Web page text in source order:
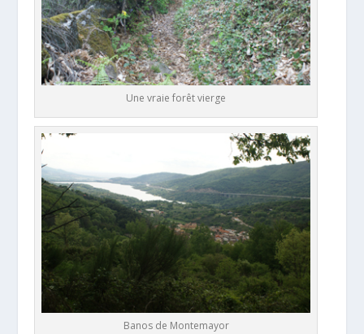
Une vraie forêt vierge
Banos de Montemayor